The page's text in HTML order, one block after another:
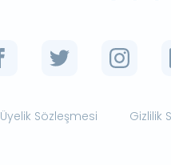
Üyelik Sözleşmesi Gizlilik